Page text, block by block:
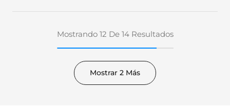
Mostrando 12 De 14 Resultados
Mostrar 2 Más